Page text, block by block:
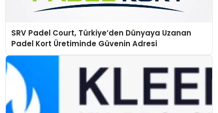
SRV Padel Court, Türkiye’den Dünyaya Uzanan
Padel Kort Üretiminde Güvenin Adresi